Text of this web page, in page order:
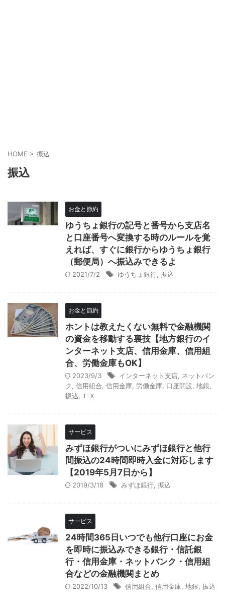
HOME > 振込
振込
お金と節約
ゆうちょ銀行の記号と番号から支店名
と口座番号へ変換する時のルールを覚
えれば、すぐに銀行からゆうちょ銀行
（郵便局）へ振込みできるよ
2021/7/2 ゆうちょ銀行 振込
お金と節約
ホントは教えたくない無料で金融機関
の資金を移動する裏技【地方銀行のイ
ンターネット支店、信用金庫、信用組
合、労働金庫もOK】
2023/9/3 インターネット支店 ネットバン
ク
信用組合 信用金庫 労働金庫 口座開設 地銀
振込
ＦＸ
サービス
みずほ銀行がついにみずほ銀行と他行
間振込の24時間即時入金に対応します
【2019年5月7日から】
2019/3/18 みずほ銀行 振込
サービス
24時間365日いつでも他行口座にお金
を即時に振込みできる銀行・信託銀
行・信用金庫・ネットバンク・信用組
合などの金融機関まとめ
2022/10/13 信用組合 信用金庫 地銀 振込